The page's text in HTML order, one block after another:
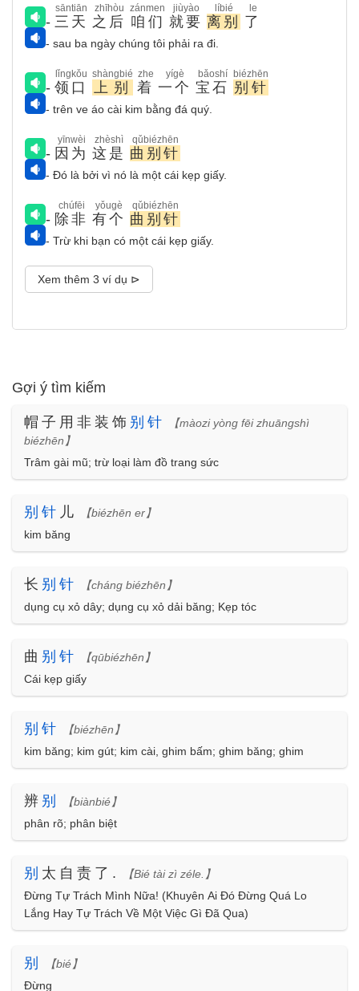
- 三天
sāntiān
之后
zhīhòu
咱们
zánmen
就要
jiùyào
离别
líbié
了
le
- sau ba ngày chúng tôi phải ra đi.
- 领口
lǐngkǒu
上别
shàngbié
着
zhe
一个
yígè
宝石
bǎoshí
别针
biézhēn
- trên ve áo cài kim bằng đá quý.
- 因为
yīnwèi
这是
zhèshì
曲别针
qǔbiézhēn
- Đó là bởi vì nó là một cái kẹp giấy.
- 除非
chúfēi
有个
yǒugè
曲别针
qǔbiézhēn
- Trừ khi bạn có một cái kẹp giấy.
Xem thêm 3 ví dụ ⊳
Gợi ý tìm kiếm
帽子用非装饰 别 针
【màozi yòng fēi zhuāngshì
biézhēn】
Trâm gài mũ; trừ loại làm đồ trang sức
别 针 儿
【biézhēn er】
kim băng
长 别 针
【cháng biézhēn】
dụng cụ xỏ dây; dụng cụ xỏ dải băng; Kẹp tóc
曲 别 针
【qūbiézhēn】
Cái kẹp giấy
别 针
【biézhēn】
kim băng; kim gút; kim cài, ghim bấm; ghim băng; ghim
辨 别
【biànbié】
phân rõ; phân biệt
别 太自责了.
【Bié tài zì zéle.】
Đừng Tự Trách Mình Nữa! (Khuyên Ai Đó Đừng Quá Lo
Lắng Hay Tự Trách Về Một Việc Gì Đã Qua)
别
【bié】
Đừng